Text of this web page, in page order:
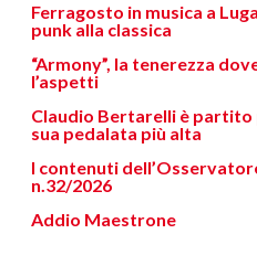
Ferragosto in musica a
punk alla classica
“Armony”, la tenerezza
l’aspetti
Claudio Bertarelli è partito
sua pedalata più alta
I contenuti
n.32/2026
Addio Maestrone